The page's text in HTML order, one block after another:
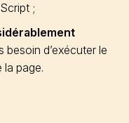
;
besoin d’exécuter le
page.